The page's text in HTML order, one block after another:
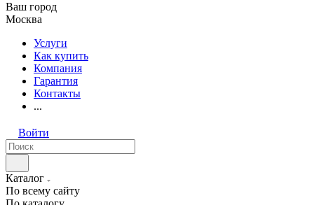
Ваш город
Москва
Услуги
Как купить
Компания
Гарантия
Контакты
...
Войти
Каталог
По всему сайту